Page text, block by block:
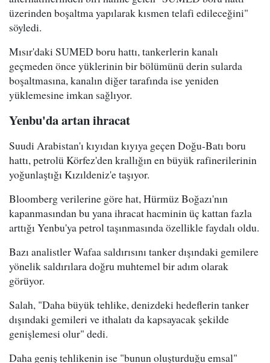
üzerinden boşaltma yapılarak kısmen telafi edileceğini"
söyledi.
Mısır'daki SUMED boru hattı, tankerlerin kanalı
geçmeden önce yüklerinin bir bölümünü derin sularda
boşaltmasına, kanalın diğer tarafında ise yeniden
yüklemesine imkan sağlıyor.
Yenbu'da artan ihracat
Suudi Arabistan'ı kıyıdan kıyıya geçen Doğu-Batı boru
hattı, petrolü Körfez'den krallığın en büyük rafinerilerinin
yoğunlaştığı Kızıldeniz'e taşıyor.
Bloomberg verilerine göre hat, Hürmüz Boğazı'nın
kapanmasından bu yana ihracat hacminin üç kattan fazla
arttığı Yenbu'ya petrol taşınmasında özellikle faydalı oldu.
Bazı analistler Wafaa saldırısını tanker dışındaki gemilere
yönelik saldırılara doğru muhtemel bir adım olarak
görüyor.
Salah, "Daha büyük tehlike, denizdeki hedeflerin tanker
dışındaki gemileri ve ithalatı da kapsayacak şekilde
genişlemesi olur" dedi.
Daha geniş tehlikenin ise "bunun oluşturduğu emsal"